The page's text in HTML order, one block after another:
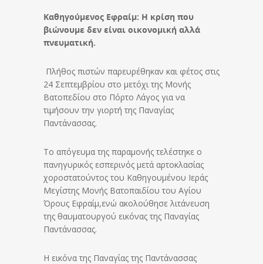
Καθηγούμενος Εφραίμ: H κρίση που
βιώνουμε δεν είναι οικονομική αλλά
πνευματική.
Πλήθος πιστών παρευρέθηκαν και φέτος στις
24 Σεπτεμβρίου στο μετόχι της Μονής
Βατοπεδίου στο Πόρτο Λάγος για να
τιμήσουν την γιορτή της Παναγίας
Παντάνασσας.
Το απόγευμα της παραμονής τελέστηκε ο
πανηγυρικός εσπερινός μετά αρτοκλασίας
χοροστατούντος του Καθηγουμένου Ιεράς
Μεγίστης Μονής Βατοπαιδίου του Αγίου
Όρους Εφραίμ,ενώ ακολούθησε λιτάνευση
της θαυματουργού εικόνας της Παναγίας
Παντάνασσας.
Η εικόνα της Παναγίας της Παντάνασσας